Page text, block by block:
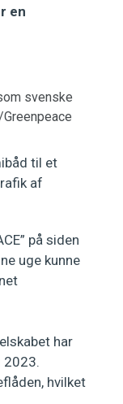
en
svenske
til et
af
på siden
uge kunne
har
2023.
hvilket